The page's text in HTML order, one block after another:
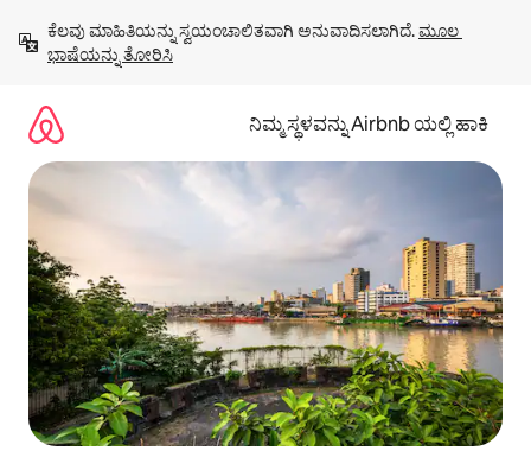
ಹೋಗಿ
ಕೆಲವು ಮಾಹಿತಿಯನ್ನು ಸ್ವಯಂಚಾಲಿತವಾಗಿ ಅನುವಾದಿಸಲಾಗಿದೆ. ಮೂಲ
ಭಾಷೆಯನ್ನು ತೋರಿಸಿ
ನಿಮ್ಮ ಸ್ಥಳವನ್ನು Airbnb ಯಲ್ಲಿ ಹಾಕಿ